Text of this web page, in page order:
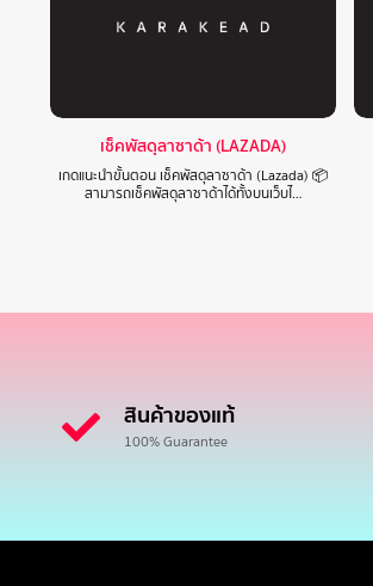
เช็คพัสดุลาซาด้า (LAZADA)
เกดแนะนำขั้นตอน เช็คพัสดุลาซาด้า (Lazada) 📦
สามารถเช็คพัสดุลาซาด้าได้ทั้งบนเว็บไ…
สินค้าของแท้
100% Guarantee